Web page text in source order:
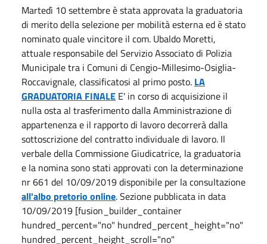
Martedì 10 settembre è stata approvata la graduatoria
di merito della selezione per mobilità esterna ed è stato
nominato quale vincitore il com. Ubaldo Moretti,
attuale responsabile del Servizio Associato di Polizia
Municipale tra i Comuni di Cengio-Millesimo-Osiglia-
Roccavignale, classificatosi al primo posto. LA
GRADUATORIA FINALE E' in corso di acquisizione il
nulla osta al trasferimento dalla Amministrazione di
appartenenza e il rapporto di lavoro decorrerà dalla
sottoscrizione del contratto individuale di lavoro. Il
verbale della Commissione Giudicatrice, la graduatoria
e la nomina sono stati approvati con la determinazione
nr 661 del 10/09/2019 disponibile per la consultazione
all'albo pretorio online. Sezione pubblicata in data
10/09/2019 [fusion_builder_container
hundred_percent="no" hundred_percent_height="no"
hundred_percent_height_scroll="no"